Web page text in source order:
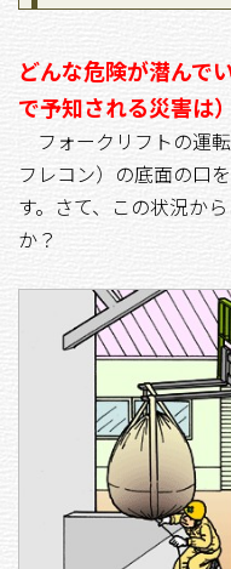
どんな危険が潜んで
で予知される災害は）
フォークリフトの運
フレコン）の底面の口
す。さて、この状況か
か？